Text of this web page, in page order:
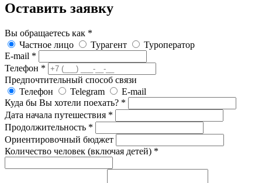
Оставить заявку
Вы обращаетесь как *
Частное лицо
Турагент
Туроператор
E-mail *
Телефон *
Предпочтительный способ связи
Телефон
Telegram
E-mail
Куда бы Вы хотели поехать? *
Дата начала путешествия *
Продолжительность *
Ориентировочный бюджет
Количество человек (включая детей) *